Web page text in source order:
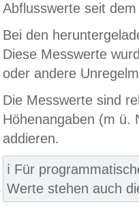
Abflusswerte seit
Bei den
Diese Messwerte
oder andere
Die Messwerte sind
Höhenangaben (m ü.
addieren.
ℹ️ Für
Werte stehen auch